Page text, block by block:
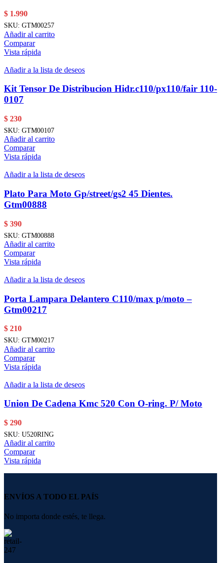
$ 1.990
SKU: GTM00257
Añadir al carrito
Comparar
Vista rápida
Añadir a la lista de deseos
Kit Tensor De Distribucion Hidr.c110/px110/fair 110-
0107
$ 230
SKU: GTM00107
Añadir al carrito
Comparar
Vista rápida
Añadir a la lista de deseos
Plato Para Moto Gp/street/gs2 45 Dientes.
Gtm00888
$ 390
SKU: GTM00888
Añadir al carrito
Comparar
Vista rápida
Añadir a la lista de deseos
Porta Lampara Delantero C110/max p/moto –
Gtm00217
$ 210
SKU: GTM00217
Añadir al carrito
Comparar
Vista rápida
Añadir a la lista de deseos
Union De Cadena Kmc 520 Con O-ring. P/ Moto
$ 290
SKU: U520RING
Añadir al carrito
Comparar
Vista rápida
ENVÍOS A TODO EL PAÍS
No importa donde estés, te llega.